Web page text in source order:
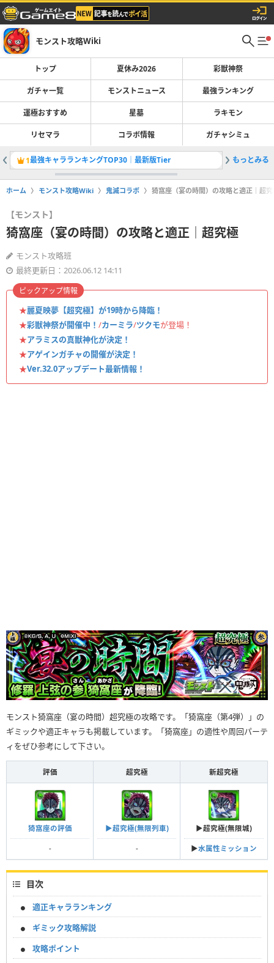
モンスト攻略Wiki
トップ 夏休み2026 彩獣神祭
ガチャ一覧 モンストニュース 最強ランキング
運極おすすめ 星墓 ラキモン
リセマラ コラボ情報 ガチャシミュ
1最強キャラランキングTOP30｜最新版Tier 2彩獣神
もっとみる
ホーム モンスト攻略Wiki 鬼滅コラボ 猗窩座（宴の時間）の攻略と適正｜超
【モンスト】
猗窩座（宴の時間）の攻略と適正｜超究極
モンスト攻略班
最終更新日：2026.06.12 14:11
★麗夏映夢【超究極】が19時から降臨！
★彩獣神祭が開催中！ /カーミラ/ツクモが登場！
★アラミスの真獣神化が決定！
★アゲインガチャの開催が決定！
★Ver.32.0アップデート最新情報！
ピックアップ情報
モンスト猗窩座（宴の時間）超究極の攻略です。「猗窩座（第4弾）」の
ギミックや適正キャラも掲載しています。「猗窩座」の適性や周回パーテ
ィをぜひ参考にして下さい。
評価 超究極 新超究極
猗窩座の評価
-
▶︎超究極(無限列車)
-
▶︎超究極(無限城)
▶︎水属性ミッション
目次
適正キャラランキング
ギミック攻略解説
攻略ポイント